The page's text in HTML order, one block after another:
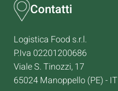
Contatti
Logistica Food s.r.l.
P.Iva 02201200686
Viale S. Tinozzi, 17
65024 Manoppello (PE) - IT